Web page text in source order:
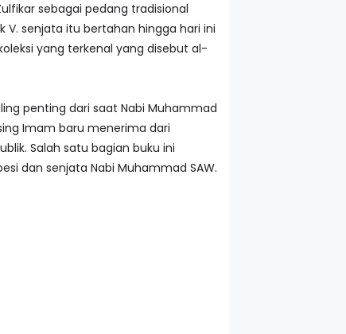
sebagai pedang tradisional
senjata itu bertahan hingga hari ini
yang terkenal yang disebut al-
penting dari saat Nabi Muhammad
Imam baru menerima dari
Salah satu bagian buku ini
dan senjata Nabi Muhammad SAW.